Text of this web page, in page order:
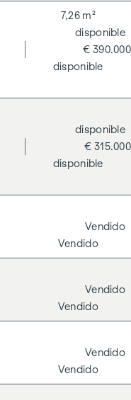
7,26 m²
€ 390.000
disponible
disponible
€ 315.000
disponible
disponible
Vendido
Vendido
Vendido
Vendido
Vendido
Vendido